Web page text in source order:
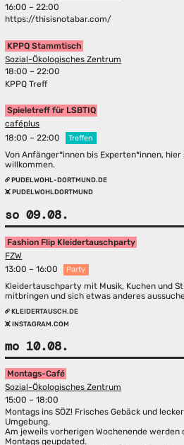
16:00 – 22:00
https://thisisnotabar.com/
KPPQ Stammtisch
Sozial-Ökologisches Zentrum
18:00 – 22:00
KPPQ Treff
Spieletreff für LSBTIQ
caféplus
18:00 – 22:00
Treffen
Von Anfänger*innen bis Experten*innen,
willkommen.
PUDELWOHL-DORTMUND.DE
PUDELWOHLDORTMUND
so 09.08.
Fashion Flip Kleidertauschparty
FZW
13:00 – 16:00
Party
Kleidertauschparty mit Musik, Kuchen und
mitbringen und sich etwas anderes
KLEIDERTAUSCH.DE
INSTAGRAM.COM
mo 10.08.
Montags-Café
Sozial-Ökologisches Zentrum
15:00 – 18:00
Montags ins SÖZ! Frisches Gebäck und
Umgebung.
Am jeweils vorherigen Wochenende werden
Montags geupdated.